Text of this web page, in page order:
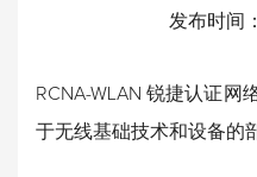
发布时间：
RCNA-WLAN 锐捷认证网
于无线基础技术和设备的